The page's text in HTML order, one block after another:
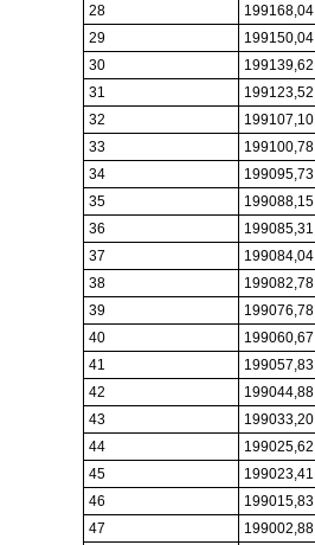
28
199168,04
29
199150,04
30
199139,62
31
199123,52
32
199107,10
33
199100,78
34
199095,73
35
199088,15
36
199085,31
37
199084,04
38
199082,78
39
199076,78
40
199060,67
41
199057,83
42
199044,88
43
199033,20
44
199025,62
45
199023,41
46
199015,83
47
199002,88